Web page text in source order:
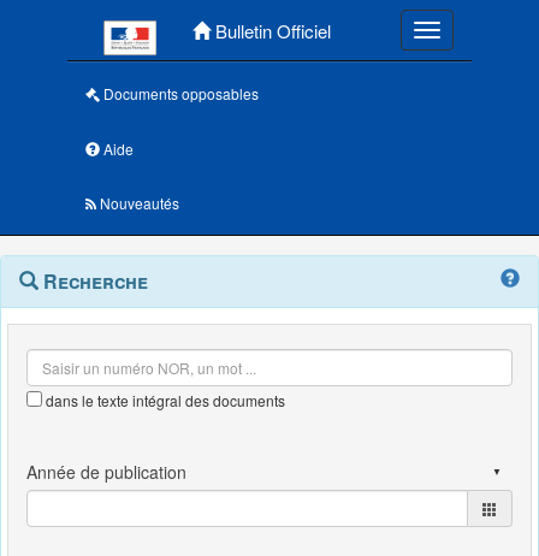
Bulletin Officiel Toggle
Documents opposables
Aide
Nouveautés
Navigation
outils
Menu
contextuel
Recherche
dans le texte intégral des documents